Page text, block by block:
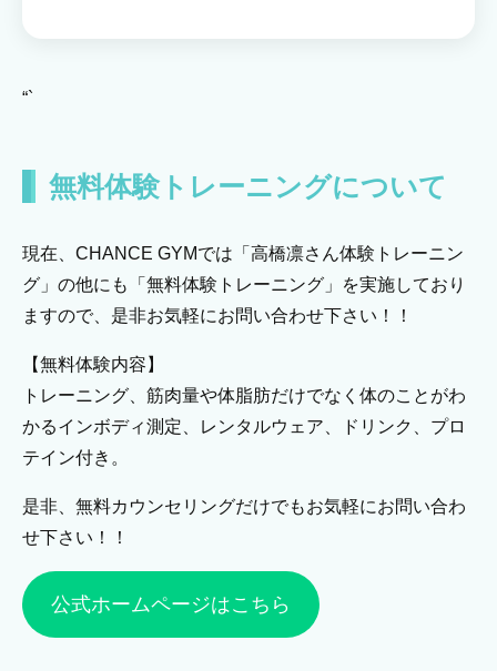
“`
無料体験トレーニングについて
現在、CHANCE GYMでは「高橋凛さん体験トレーニン
グ」の他にも「無料体験トレーニング」を実施しており
ますので、是非お気軽にお問い合わせ下さい！！
【無料体験内容】
トレーニング、筋肉量や体脂肪だけでなく体のことがわ
かるインボディ測定、レンタルウェア、ドリンク、プロ
テイン付き。
是非、無料カウンセリングだけでもお気軽にお問い合わ
せ下さい！！
公式ホームページはこちら